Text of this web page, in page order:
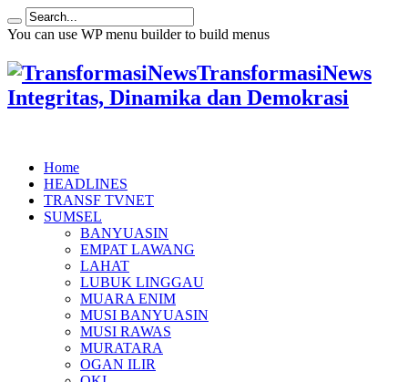
You can use WP menu builder to build menus
TransformasiNews
Integritas, Dinamika dan Demokrasi
Home
HEADLINES
TRANSF TVNET
SUMSEL
BANYUASIN
EMPAT LAWANG
LAHAT
LUBUK LINGGAU
MUARA ENIM
MUSI BANYUASIN
MUSI RAWAS
MURATARA
OGAN ILIR